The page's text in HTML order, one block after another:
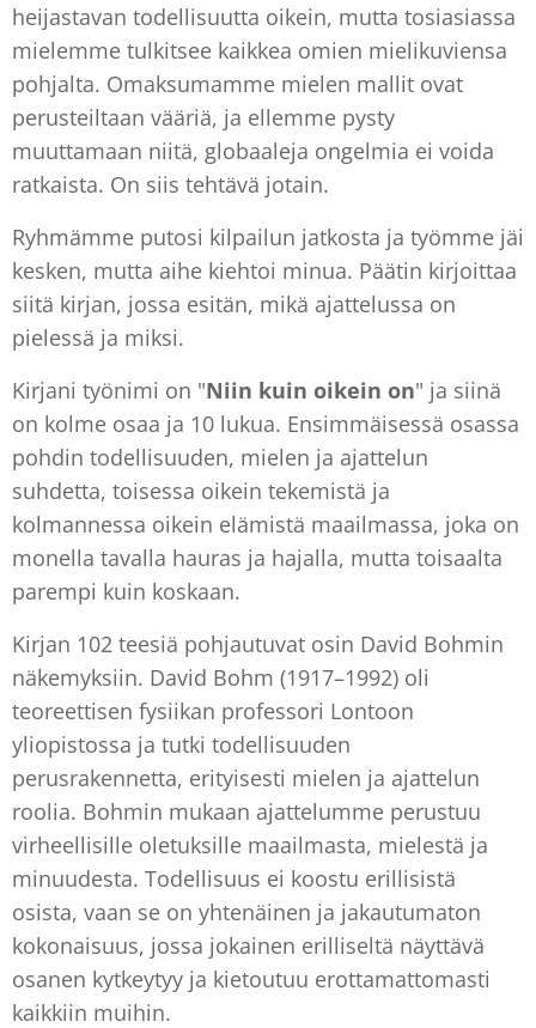
heijastavan todellisuutta oikein, mutta tosiasiassa
mielemme tulkitsee kaikkea omien mielikuviensa
pohjalta. Omaksumamme mielen mallit ovat
perusteiltaan vääriä, ja ellemme pysty
muuttamaan niitä, globaaleja ongelmia ei voida
ratkaista. On siis tehtävä jotain.
Ryhmämme putosi kilpailun jatkosta ja työmme jäi
kesken, mutta aihe kiehtoi minua. Päätin kirjoittaa
siitä kirjan, jossa esitän, mikä ajattelussa on
pielessä ja miksi.
Kirjani työnimi on "Niin kuin oikein on" ja siinä
on kolme osaa ja 10 lukua. Ensimmäisessä osassa
pohdin todellisuuden, mielen ja ajattelun
suhdetta, toisessa oikein tekemistä ja
kolmannessa oikein elämistä maailmassa, joka on
monella tavalla hauras ja hajalla, mutta toisaalta
parempi kuin koskaan.
Kirjan 102 teesiä pohjautuvat osin David Bohmin
näkemyksiin. David Bohm (1917–1992) oli
teoreettisen fysiikan professori Lontoon
yliopistossa ja tutki todellisuuden
perusrakennetta, erityisesti mielen ja ajattelun
roolia. Bohmin mukaan ajattelumme perustuu
virheellisille oletuksille maailmasta, mielestä ja
minuudesta. Todellisuus ei koostu erillisistä
osista, vaan se on yhtenäinen ja jakautumaton
kokonaisuus, jossa jokainen erilliseltä näyttävä
osanen kytkeytyy ja kietoutuu erottamattomasti
kaikkiin muihin.